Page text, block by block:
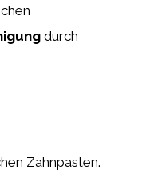
durch
Zahnpasten.